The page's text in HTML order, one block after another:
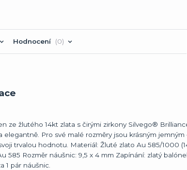
Hodnocení 0
ze žlutého 14kt zlata s čirými zirkony Silvego®
elegantně. Pro své malé rozměry jsou krásným
trvalou hodnotu. Materiál: Žluté zlato Au 585/1000
585 Rozměr náušnic: 9,5 x 4 mm Zapínání: zlatý
1 pár náušnic.